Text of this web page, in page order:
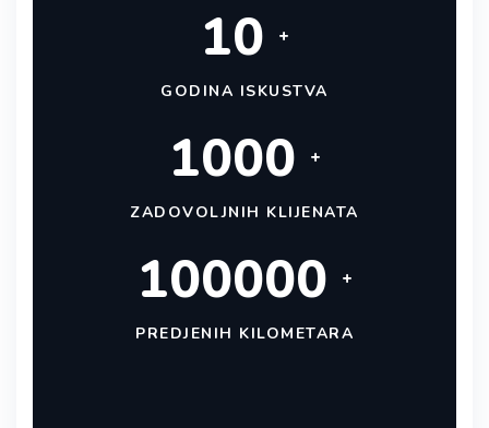
10 +
GODINA ISKUSTVA
1000 +
ZADOVOLJNIH KLIJENATA
100000 +
PREDJENIH KILOMETARA